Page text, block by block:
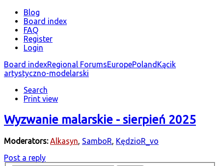
Blog
Board index
FAQ
Register
Login
Board indexRegional ForumsEuropePoland Kącik
artystyczno-modelarski
Search
Print view
Wyzwanie malarskie - sierpień 2025
Moderators: Alkasyn, SamboR, KędzioR_vo
Post a reply